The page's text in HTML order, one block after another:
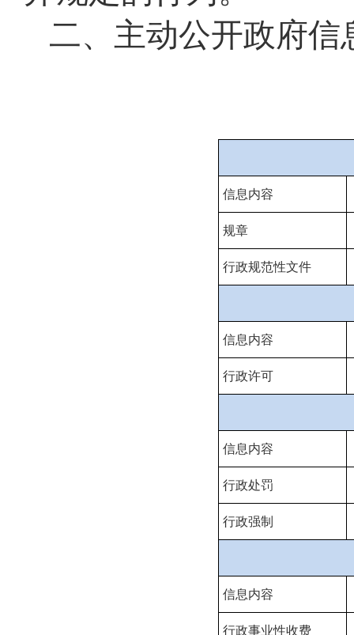
二、主动公开政府信
信息内容
规章
行政规范性文件
信息内容
行政许可
信息内容
行政处罚
行政强制
信息内容
行政事业性收费